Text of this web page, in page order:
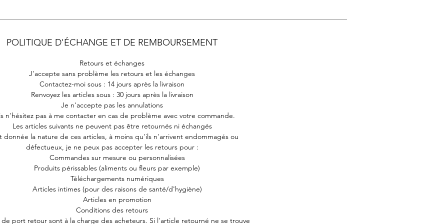
POLITIQUE D'ÉCHANGE ET DE REMBOURSEMENT
Retours et échanges
J'accepte sans problème les retours et les échanges
Contactez-moi sous : 14 jours après la livraison
Renvoyez les articles sous : 30 jours après la livraison
Je n'accepte pas les annulations
n'hésitez pas à me contacter en cas de problème avec votre commande.
Les articles suivants ne peuvent pas être retournés ni échangés
donnée la nature de ces articles, à moins qu'ils n'arrivent endommagés ou
défectueux, je ne peux pas accepter les retours pour :
Commandes sur mesure ou personnalisées
Produits périssables (aliments ou fleurs par exemple)
Téléchargements numériques
Articles intimes (pour des raisons de santé/d'hygiène)
Articles en promotion
Conditions des retours
de port retour sont à la charge des acheteurs. Si l'article retourné ne se trouve